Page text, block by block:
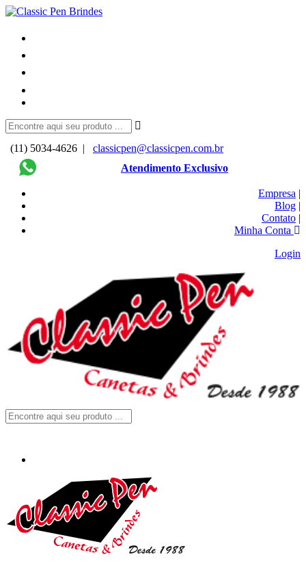
(11) 5034-4626 |
classicpen@classicpen.com.br
Atendimento Exclusivo
Empresa |
Blog |
Contato |
Minha Conta
Login